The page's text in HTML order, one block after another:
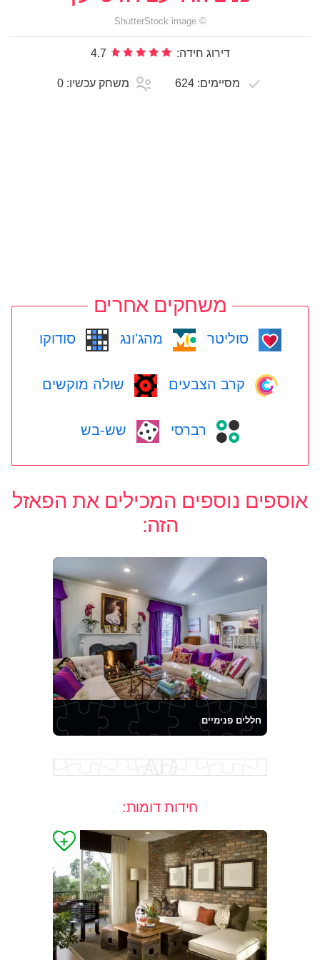
ShutterStockimage
דירוג חידה: 4.7
מסיימים:624 משחק עכשיו:0
משחקים אחרים
סוליטר מהג'ונג סודוקו
קרב הצבעים שולה מוקשים
רברסי שש-בש
אוספים נוספים המכילים את הפאזל
הזה:
חללים פנימיים
חידות דומות: